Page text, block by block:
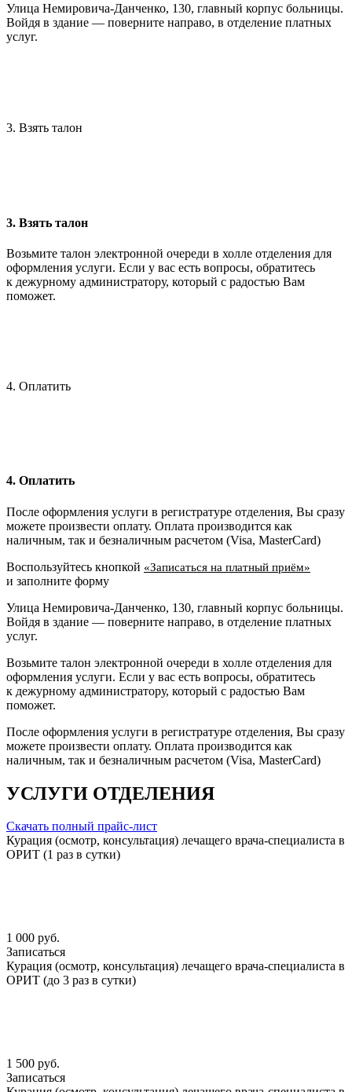
Улица Немировича-Данченко, 130, главный корпус больницы.
Войдя в здание — поверните направо, в отделение платных
услуг.
3. Взять талон
3. Взять талон
Возьмите талон электронной очереди в холле отделения для
оформления услуги. Если у вас есть вопросы, обратитесь
к дежурному администратору, который с радостью Вам
поможет.
4. Оплатить
4. Оплатить
После оформления услуги в регистратуре отделения, Вы сразу
можете произвести оплату. Оплата производится как
наличным, так и безналичным расчетом (Visa, MasterCard)
Воспользуйтесь кнопкой «Записаться на платный приём»
и заполните форму
Улица Немировича-Данченко, 130, главный корпус больницы.
Войдя в здание — поверните направо, в отделение платных
услуг.
Возьмите талон электронной очереди в холле отделения для
оформления услуги. Если у вас есть вопросы, обратитесь
к дежурному администратору, который с радостью Вам
поможет.
После оформления услуги в регистратуре отделения, Вы сразу
можете произвести оплату. Оплата производится как
наличным, так и безналичным расчетом (Visa, MasterCard)
УСЛУГИ ОТДЕЛЕНИЯ
Скачать полный прайс-лист
Курация (осмотр, консультация) лечащего врача-специалиста в
ОРИТ (1 раз в сутки)
1 000 руб.
Записаться
Курация (осмотр, консультация) лечащего врача-специалиста в
ОРИТ (до 3 раз в сутки)
1 500 руб.
Записаться